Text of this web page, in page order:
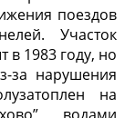
поездов
Участок
в 1983 году, но
за нарушения
на